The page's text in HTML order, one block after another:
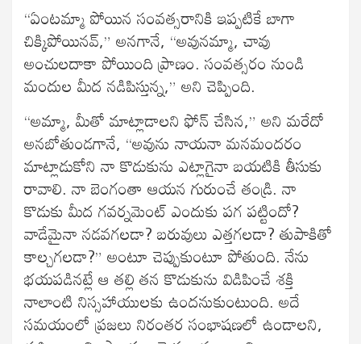
“ఏంటమ్మా పోయిన సంవత్సరానికి ఇప్పటికే బాగా
చిక్కిపోయినవ్,” అనగానే, “అవునమ్మా, చావు
అంచులదాకా పోయింది ప్రాణం. సంవత్సరం నుండి
మందుల మీద నడిపిస్తున్న,” అని చెప్పింది.
“అమ్మా, మీతో మాట్లాడాలని ఫోన్ చేసిన,” అని మరేదో
అనబోతుండగానే, “అవును నాయనా మనమందరం
మాట్లాడుకోని నా కొడుకును ఎట్లాగైనా బయటికి తీసుకు
రావాలి. నా బెంగంతా ఆయన గురుంచే తండ్రి. నా
కొడుకు మీద గవర్నమెంట్ ఎందుకు పగ పట్టిందో?
వాడేమైనా నడవగలడా? బరువులు ఎత్తగలడా? తుపాకితో
కాల్చగలడా?” అంటూ చెప్పుకుంటూ పోతుంది. నేను
భయపడినట్లే ఆ తల్లి తన కొడుకును విడిపించే శక్తి
నాలాంటి నిస్సహాయులకు ఉందనుకుంటుంది. అదే
సమయంలో ప్రజలు నిరంతర సంభాషణలో ఉండాలని,